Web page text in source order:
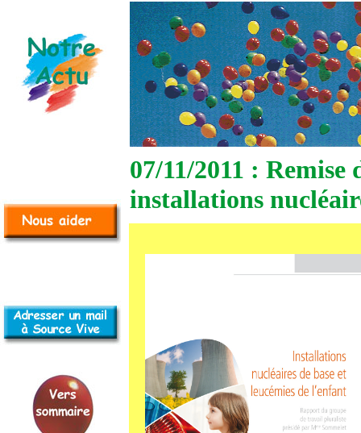
07/11/2011 :
installations